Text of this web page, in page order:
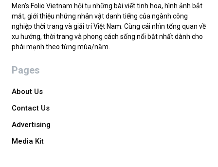
Men’s Folio Vietnam hội tụ những bài viết tinh hoa, hình ảnh bắt
mắt, giới thiệu những nhân vật danh tiếng của ngành công
nghiệp thời trang và giải trí Việt Nam. Cùng cái nhìn tổng quan về
xu hướng, thời trang và phong cách sống nổi bật nhất dành cho
phái mạnh theo từng mùa/năm.
Pages
About Us
Contact Us
Advertising
Media Kit